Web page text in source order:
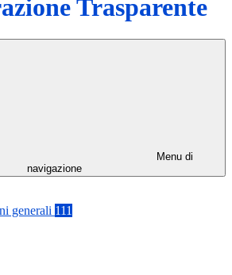
Trasparente
Menu di
navigazione
generali 111